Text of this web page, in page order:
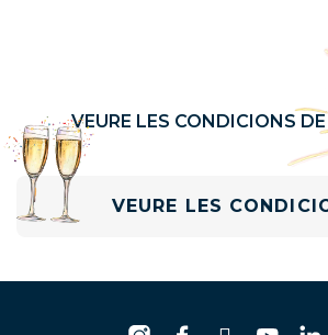
VEURE LES CONDICIONS
VEURE LES